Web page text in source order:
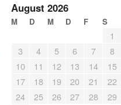
August 2026
M D M D F S
1
3
4 5 6 7
8
10
11 12 13 14
15
17
18 19 20 21
22
24
25 26 27 28
29